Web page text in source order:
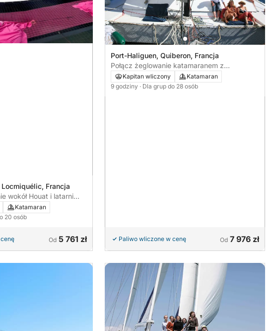
Francja
wokół Houat i latarni
Katamaran
20 osób
Od 5 761 zł
Port-Haliguen, Quiberon, Francja
Połącz żeglowanie katamaranem z
eksploracją wyspy Ile aux Moines
Kapitan wliczony
Katamaran
9 godziny · Dla grup do 28 osób
Paliwo wliczone w cenę Od 7 976 zł